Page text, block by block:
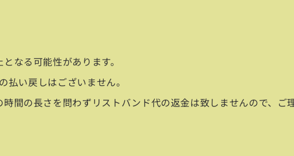
なる可能性があります。
払い戻しはございません。
間の長さを問わずリストバンド代の返金は致しませんので、ご